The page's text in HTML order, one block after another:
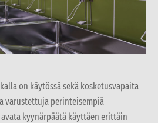
on käytössä sekä kosketusvapaita
varustettuja perinteisempiä
kyynärpäätä käyttäen erittäin